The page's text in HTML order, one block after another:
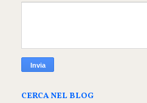
CERCA NEL BLOG